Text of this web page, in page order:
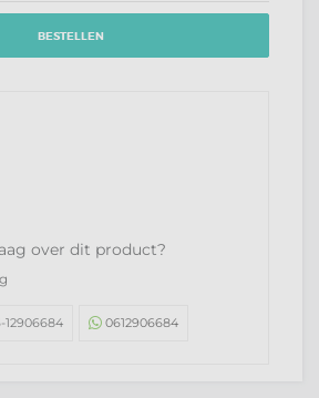
BESTELLEN
over dit product?
12906684 0612906684